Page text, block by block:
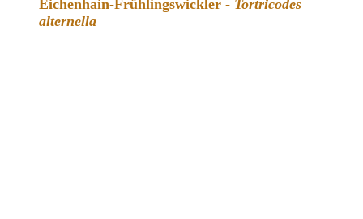
Eichenhain-Frühlingswickler - Tortricodes
alternella